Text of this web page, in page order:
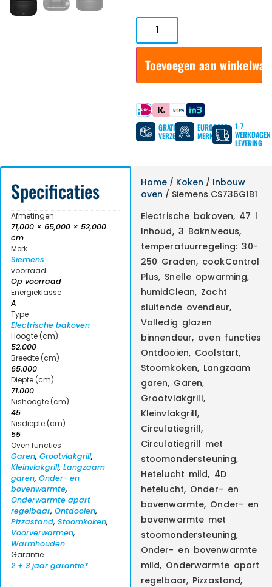
Toevoegen aan
Betaal met
GRATIS
VERZENDING
EUROPESE
MERKEN
1-7
WERKDAGEN
LEVERING
Specificaties
Afmetingen
71,000 × 65,000 × 52,000
cm
Merk
Siemens
voorraad
Op voorraad
Energieklasse
A
Type
Electrische bakoven
Hoogte (cm)
52.000
Breedte (cm)
65.000
Diepte (cm)
71.000
Nishoogte (cm)
45
Nisdiepte (cm)
55
Oven functies
Garen, Grootvlakgrill,
Kleinvlakgrill, Langzaam
garen, Onder- en
bovenwarmte,
Onderwarmte apart
regelbaar, Ontdooien,
Pizzastand, Stoomkoken,
Voorverwarmen,
Warmhouden
Garantie
2 + 3 jaar garantie*
Home/ Koken / Inbouw
oven / Siemens CS736G1B1
Electrische bakoven, 47 l
Inhoud, 3 Bakniveaus,
temperatuurregeling: 30-
250 Graden, cookControl
Plus, Snelle opwarming,
humidClean, Zacht
sluitende ovendeur,
Volledig glazen
binnendeur, oven functies
Ontdooien, Coolstart,
Stoomkoken, Langzaam
garen, Garen,
Grootvlakgrill,
Kleinvlakgrill,
Circulatiegrill,
Circulatiegrill met
stoomondersteuning,
Hetelucht mild, 4D
hetelucht, Onder- en
bovenwarmte, Onder- en
bovenwarmte met
stoomondersteuning,
Onder- en bovenwarmte
mild, Onderwarmte apart
regelbaar, Pizzastand,